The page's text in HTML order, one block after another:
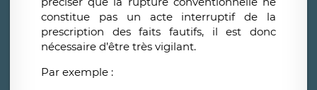
constitue pas un acte interruptif de la
prescription des faits fautifs, il est donc
nécessaire d’être très vigilant.
Par exemple :